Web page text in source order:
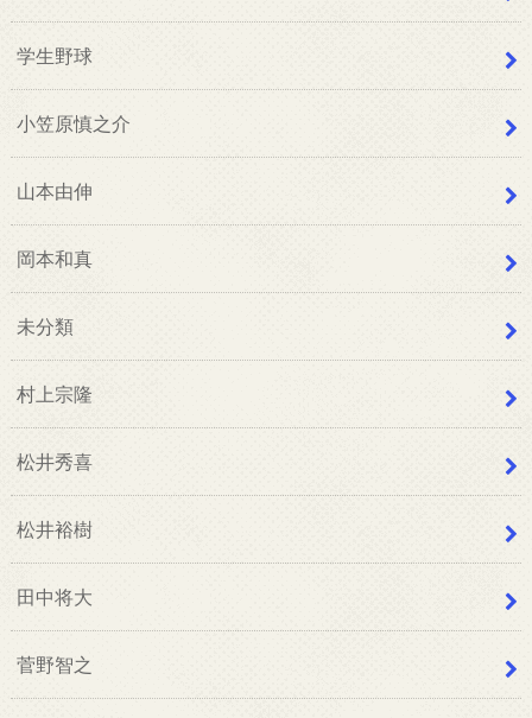
学生野球
小笠原慎之介
山本由伸
岡本和真
未分類
村上宗隆
松井秀喜
松井裕樹
田中将大
菅野智之